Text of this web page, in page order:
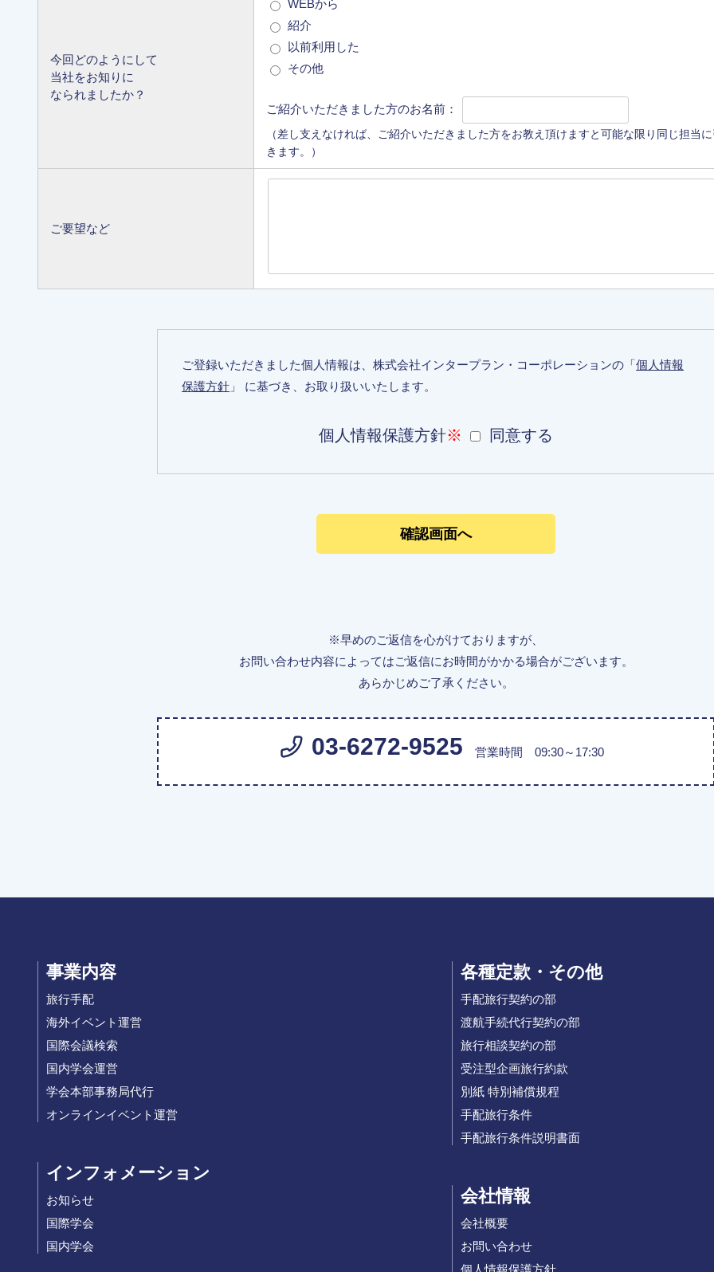
今回どのようにして
当社をお知りに
なられましたか？
WEBから
紹介
以前利用した
その他
ご紹介いただきました方のお名前：
（差し支えなければ、ご紹介いただきました方をお教え頂けますと可能な限り同じ担当
きます。）
ご要望など
ご登録いただきました個人情報は、株式会社インタープラン・コーポレーションの「個人情報
保護方針 」 に基づき、お取り扱いいたします。
個人情報保護方針※ 同意する
※早めのご返信を心がけておりますが、
お問い合わせ内容によってはご返信にお時間がかかる場合がございます。
あらかじめご了承ください。
03-6272-9525 営業時間 09:30～17:30
事業内容
旅行手配
海外イベント運営
国際会議検索
国内学会運営
学会本部事務局代行
オンラインイベント運営
インフォメーション
お知らせ
国際学会
国内学会
各種定款・その他
手配旅行契約の部
渡航手続代行契約の部
旅行相談契約の部
受注型企画旅行約款
別紙 特別補償規程
手配旅行条件
手配旅行条件説明書面
会社情報
会社概要
お問い合わせ